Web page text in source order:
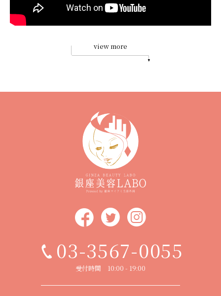
view more
03-3567-0055
受付時間 10:00 - 19:00